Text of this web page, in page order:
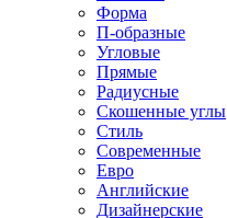
Форма
П-образные
Угловые
Прямые
Радиусные
Скошенные углы
Стиль
Современные
Евро
Английские
Дизайнерские